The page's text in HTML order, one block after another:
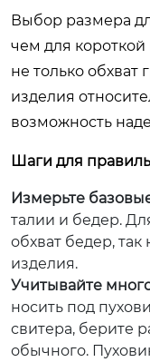
Выбор размера
чем для короткой
не только обхват
изделия
возможность
Шаги для
Измерьте
талии и бедер.
обхват бедер, так
изделия.
Учитывайте
носить под
свитера, берите
обычного.